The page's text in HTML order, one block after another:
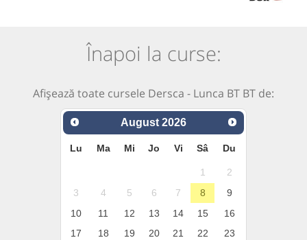
Înapoi la curse:
Afișează toate cursele Dersca - Lunca BT BT de:
August 2026
Lu Ma Mi Jo Vi Sâ Du
1
2
3
4 5 6 7 8
9
10
11 12 13 14 15
16
17
18 19 20 21 22
23